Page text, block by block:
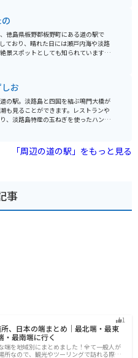
料理を楽しむことができます。 バイ
道の駅に隣接する「第九の里」公園の
ます。公園内には、展望台や遊歩道が
景色を眺めながら休憩することができ
には、鳴門渦潮や大塚国際美術館な
徳島県板野郡板野町にある道の駅で
ており、晴れた日には瀬戸内海や淡路
景スポットとしても知られています。
物が並ぶ直売所や、地元食材を使った
ーツを使ったスイーツが人気です。 バ
、道の駅には広い駐車場が完備されて
。また、周辺には、四国八十八ヶ所霊
的な建造物など、ツーリングにおすす
くさんあります。道の駅いたのを拠点
ども人気です。道の駅で購入して、お土
お
の駅。淡路島と四国を結ぶ鳴門大橋が
も見ることができます。レストランや
、淡路島特産の玉ねぎを使ったハンバ
です。土日などの休日には車やバイク
島ダブルバーガー〜淡路島なるとオレン
看板メニューとして販売されています。
います。駐車場から見る鳴門海峡のパ
で写真を撮りたくなること間違いなし
「周辺の道の駅」をもっと見る
事
1
、日本の端まとめ｜最北端・最東
・最南端に行く
端を地域別にまとめました！全て一般人が
所なので、観光やツーリングで訪れる際の